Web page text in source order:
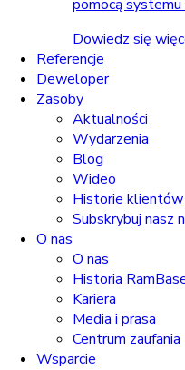
pomocą systemu
Dowiedz się
Referencje
Deweloper
Zasoby
Aktualności
Wydarzenia
Blog
Wideo
Historie klientów
Subskrybuj nasz
O nas
O nas
Historia
Kariera
Media i prasa
Centrum zaufania
Wsparcie